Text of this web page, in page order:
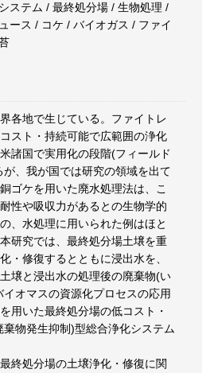
ステム / 最終処分場 / 生物処理 /
ース / コケ / バイオガス / ファイ
各地で生じている。ファイトレ
スト・持続可能で広範囲の浄化
諸国で実用化の段階(フィールド
、我が国では研究の領域を出て
ゴケを用いた廃水処理法は、こ
性や吸収力があるとの生物学的
、水処理に用いられた例はほと
研究では、最終処分場土壌を重
・修復するとともに浸出水を、
壌と浸出水の処理後の廃棄物(い
オマスの資源化プロセスの応用
用いた最終処分場の低コスト・
物発生抑制)型総合浄化システム
終処分場の土壌浄化・修復に関